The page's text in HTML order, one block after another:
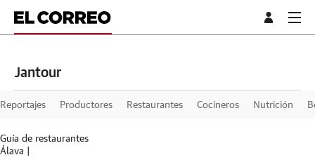
Jantour
Reportajes Productores Restaurantes Cocineros Nutrición
Guía de restaurantes
Álava